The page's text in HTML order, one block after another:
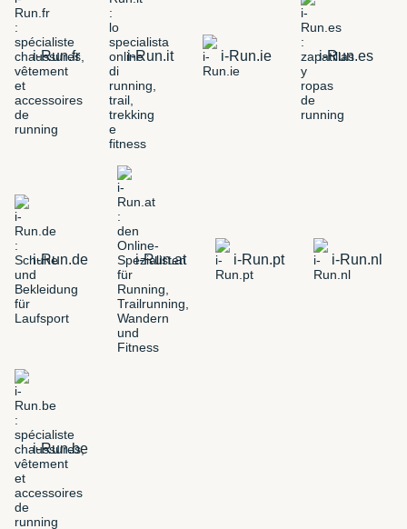
i-Run.fr i-Run.it i-Run.ie i-Run.es
i-Run.de i-Run.at i-Run.pt i-Run.nl
i-Run.be